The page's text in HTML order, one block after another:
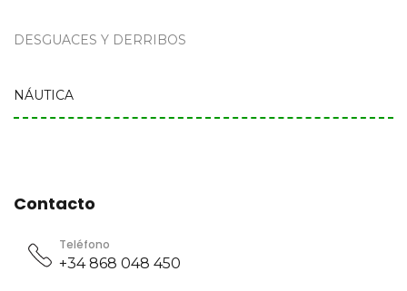
DESGUACES Y DERRIBOS
NÁUTICA
Contacto
Teléfono
+34 868 048 450